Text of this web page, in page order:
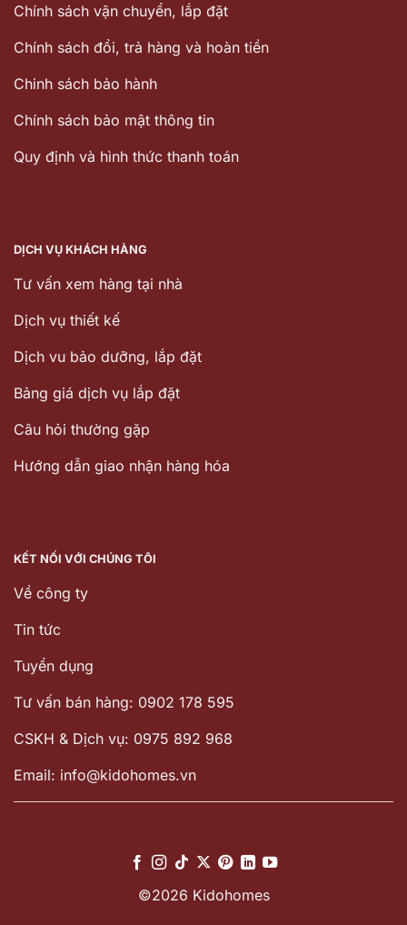
Chính sách vận chuyển, lắp đặt
Chính sách đổi, trả hàng và hoàn tiền
Chinh sách bảo hành
Chính sách bảo mật thông tin
Quy định và hình thức thanh toán
DỊCH VỤ KHÁCH HÀNG
Tư vấn xem hàng tại nhà
Dịch vụ thiết kế
Dịch vu bảo dưỡng, lắp đặt
Bảng giá dịch vụ lắp đặt
Câu hỏi thường gặp
Hướng dẫn giao nhận hàng hóa
KẾT NỐI VỚI CHÚNG TÔI
Về công ty
Tin tức
Tuyển dụng
Tư vấn bán hàng: 0902 178 595
CSKH & Dịch vụ: 0975 892 968
Email: info@kidohomes.vn
©2026 Kidohomes